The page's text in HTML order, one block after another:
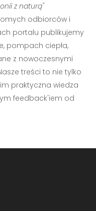
z naturą"
odbiorców i
portalu publikujemy
pompach ciepła,
z nowoczesnymi
treści to nie tylko
praktyczna wiedza
feedback'iem od